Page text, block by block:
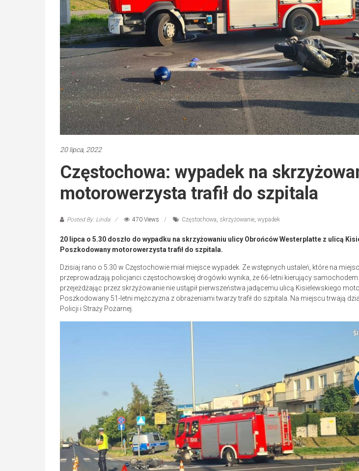
20 lipca, 2022
Częstochowa: wypadek na
motorowerzysta trafił do szpitala
Posted By: Linda 470 Views Częstochowa skrzyżowanie wypadek
20 lipca o 5.30 doszło do wypadku na skrzyżowaniu ulicy Obrońców Westerplatte z ulicą
Poszkodowany motorowerzysta trafił do szpitala.
Dzisiaj rano o 5.30 w Częstochowie miał miejsce wypadek. Ze wstępnych ustaleń, które na
przeprowadzają policjanci częstochowskiej drogówki wynika, że 66-letni kierujący
przejeżdżając przez skrzyżowanie nie ustąpił pierwszeństwa jadącemu ulicą Kisielewskiego
Poszkodowany 51-letni mężczyzna z obrażeniami twarzy trafił do szpitala. Na miejscu trwają
Policji i Straży Pożarnej.